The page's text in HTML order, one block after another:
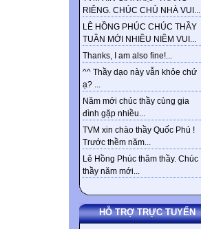
RIÊNG. CHÚC CHỦ NHÀ VUI...
LÊ HỒNG PHÚC CHÚC THẦY
TUẦN MỚI NHIỀU NIỀM VUI...
Thanks, I am also fine!...
^^ Thầy dạo này vẫn khỏe chứ
ạ? ...
Năm mới chúc thầy cùng gia
đình gặp nhiều...
TVM xin chào thầy Quốc Phú !
Trước thềm năm...
Lê Hồng Phúc thăm thầy. Chúc
thầy năm mới...
HỖ TRỢ TRỰC TUYẾN